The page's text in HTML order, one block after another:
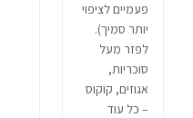
פעמיים לציפוי
יותר סמיך).
לפזר מעל
סוכריות,
אגוזים, קוקוס
– כל עוד